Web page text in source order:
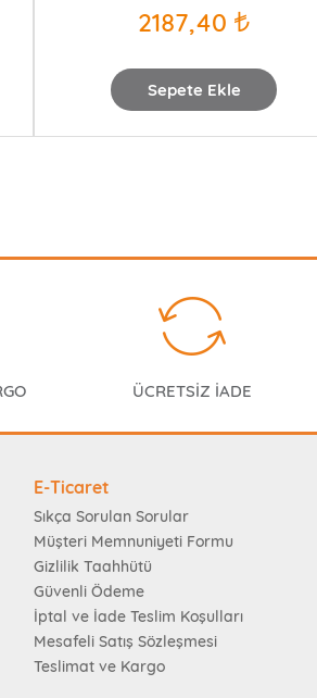
Sepete Ekle
2187,40
ÜCRETSİZ İADE
E-Ticaret
Sıkça Sorulan Sorular
Müşteri Memnuniyeti Formu
Gizlilik Taahhütü
Güvenli Ödeme
İptal ve İade Teslim Koşulları
Mesafeli Satış Sözleşmesi
Teslimat ve Kargo